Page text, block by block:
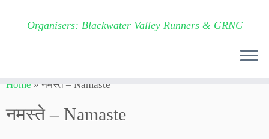
to
Organisers: Blackwater Valley Runners & GRNC
Home » नमस्ते – Namaste
नमस्ते – Namaste